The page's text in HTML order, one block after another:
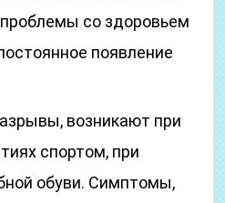
со здоровьем
появление
возникают при
спортом, при
обуви. Симптомы,